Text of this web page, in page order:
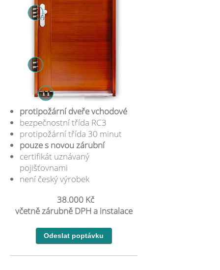
protipožární dveře vchodové
bezpečnostní třída RC3
protipožární třída 30 minut
pouze s novou zárubní
certifikát uznávaný
pojišťovnami
není český výrobek
38.000 Kč
včetně zárubně DPH a instalace